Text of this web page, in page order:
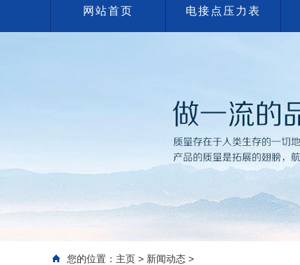
网站首页 电接点压力表
您的位置： 主页 > 新闻动态 >